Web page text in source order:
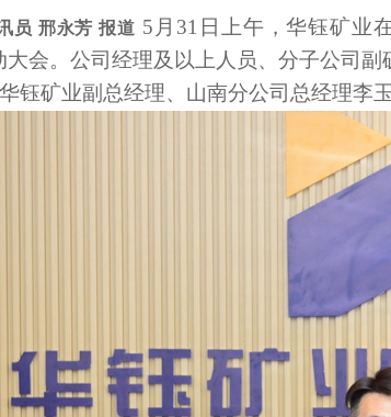
员 邢永芳 报道 5月31日上午，华钰矿业
大会。公司经理及以上人员、分子公司
钰矿业副总经理、山南分公司总经理李玉